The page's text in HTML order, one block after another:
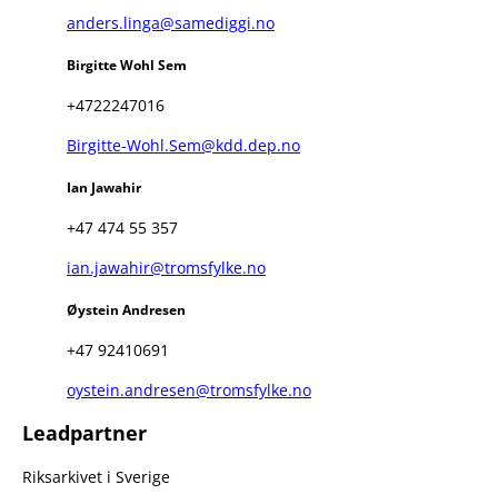
anders.linga@samediggi.no
Birgitte Wohl Sem
+4722247016
Birgitte-Wohl.Sem@kdd.dep.no
Ian Jawahir
+47 474 55 357
ian.jawahir@tromsfylke.no
Øystein Andresen
+47 92410691
oystein.andresen@tromsfylke.no
Leadpartner
Riksarkivet i Sverige